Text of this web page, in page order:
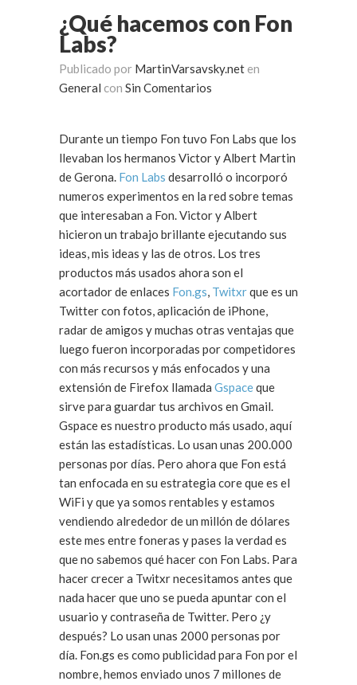
¿Qué hacemos con Fon
Labs?
Publicado por MartinVarsavsky.net en
General con Sin Comentarios
Durante un tiempo Fon tuvo Fon Labs que los
llevaban los hermanos Victor y Albert Martin
de Gerona. Fon Labs desarrolló o incorporó
numeros experimentos en la red sobre temas
que interesaban a Fon. Victor y Albert
hicieron un trabajo brillante ejecutando sus
ideas, mis ideas y las de otros. Los tres
productos más usados ahora son el
acortador de enlaces Fon.gs, Twitxrque es un
Twitter con fotos, aplicación de iPhone,
radar de amigos y muchas otras ventajas que
luego fueron incorporadas por competidores
con más recursos y más enfocados y una
extensión de Firefox llamada Gspaceque
sirve para guardar tus archivos en Gmail.
Gspace es nuestro producto más usado, aquí
están las estadísticas. Lo usan unas 200.000
personas por días. Pero ahora que Fon está
tan enfocada en su estrategia core que es el
WiFi y que ya somos rentables y estamos
vendiendo alrededor de un millón de dólares
este mes entre foneras y pases la verdad es
que no sabemos qué hacer con Fon Labs. Para
hacer crecer a Twitxr necesitamos antes que
nada hacer que uno se pueda apuntar con el
usuario y contraseña de Twitter. Pero ¿y
después? Lo usan unas 2000 personas por
día. Fon.gs es como publicidad para Fon por el
nombre, hemos enviado unos 7 millones de